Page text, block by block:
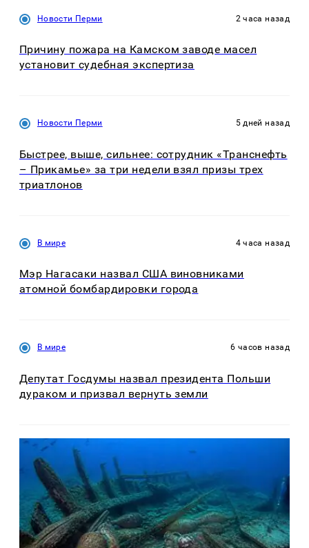
Новости Перми 2 часа назад
Причину пожара на Камском заводе масел
установит судебная экспертиза
Новости Перми 5 дней назад
Быстрее, выше, сильнее: сотрудник «Транснефть
– Прикамье» за три недели взял призы трех
триатлонов
В мире 4 часа назад
Мэр Нагасаки назвал США виновниками
атомной бомбардировки города
В мире 6 часов назад
Депутат Госдумы назвал президента Польши
дураком и призвал вернуть земли